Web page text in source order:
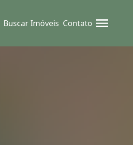
Buscar Imóveis Contato